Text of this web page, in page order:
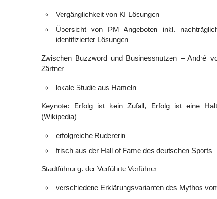
Vergänglichkeit von KI-Lösungen
Übersicht von PM Angeboten inkl.
identifizierter Lösungen
Zwischen Buzzword und Businessnutzen – André
Zärtner
lokale Studie aus Hameln
Keynote: Erfolg ist kein Zufall, Erfolg ist eine
(Wikipedia)
erfolgreiche Rudererin
frisch aus der Hall of Fame des deutschen Sports
Stadtführung: der Verführte Verführer
verschiedene Erklärungsvarianten des Mythos